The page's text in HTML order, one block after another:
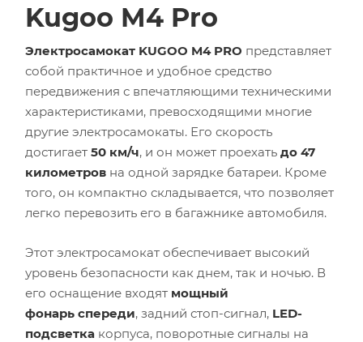
Kugoo M4 Pro
Электросамокат KUGOO M4 PRO представляет
собой практичное и удобное средство
передвижения с впечатляющими техническими
характеристиками, превосходящими многие
другие электросамокаты. Его скорость
достигает 50 км/ч, и он может проехать до 47
километров на одной зарядке батареи. Кроме
того, он компактно складывается, что позволяет
легко перевозить его в багажнике автомобиля.
Этот электросамокат обеспечивает высокий
уровень безопасности как днем, так и ночью. В
его оснащение входят мощный
фонарь спереди, задний стоп-сигнал, LED-
подсветка корпуса, поворотные сигналы на